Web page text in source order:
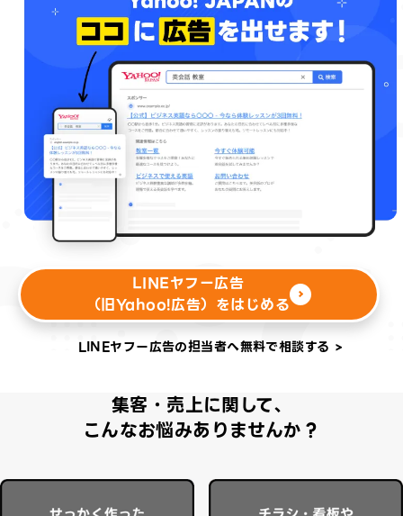
LINEヤフー広告
（旧Yahoo!広告）をはじめる
LINEヤフー広告の担当者へ無料で相談する >
集客・売上に関して、
こんなお悩みありませんか？